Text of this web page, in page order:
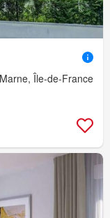
Île-de-France